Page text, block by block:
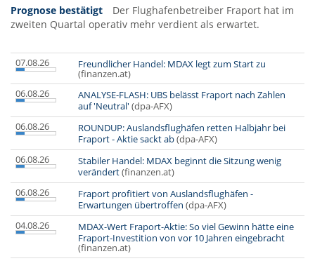
Prognose bestätigt
Der Flughafenbetreiber Fraport hat im
zweiten Quartal operativ mehr verdient als erwartet.
07.08.26 Freundlicher Handel: MDAX legt zum Start zu
(finanzen.at)
06.08.26
ANALYSE-FLASH: UBS belässt Fraport nach Zahlen
auf 'Neutral' (dpa-AFX)
06.08.26
ROUNDUP: Auslandsflughäfen retten Halbjahr bei
Fraport - Aktie sackt ab(dpa-AFX)
06.08.26
Stabiler Handel: MDAX beginnt die Sitzung wenig
verändert(finanzen.at)
06.08.26
Fraport profitiert von Auslandsflughäfen -
Erwartungen übertroffen (dpa-AFX)
04.08.26
MDAX-Wert Fraport-Aktie: So viel Gewinn hätte eine
Fraport-Investition von vor 10 Jahren eingebracht
(finanzen.at)